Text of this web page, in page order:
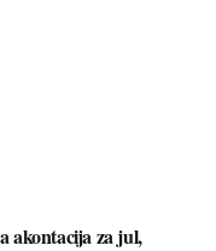
akontacija za jul,